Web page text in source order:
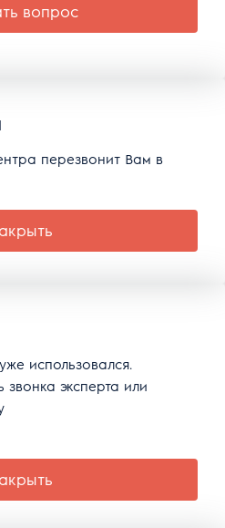
вопрос
перезвонит Вам в
использовался.
эксперта или